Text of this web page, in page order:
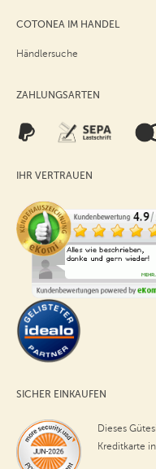
COTONEA IM HANDEL
Händlersuche
ZAHLUNGSARTEN
IHR VERTRAUEN
SICHER EINKAUFEN
Dieses
Kreditkarte